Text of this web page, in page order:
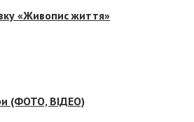
«Живопис життя»
(ФОТО, ВІДЕО)